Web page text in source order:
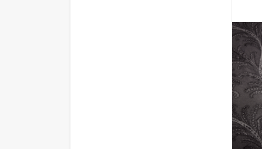
Dette
vare
har
flere
kan
vælges
på